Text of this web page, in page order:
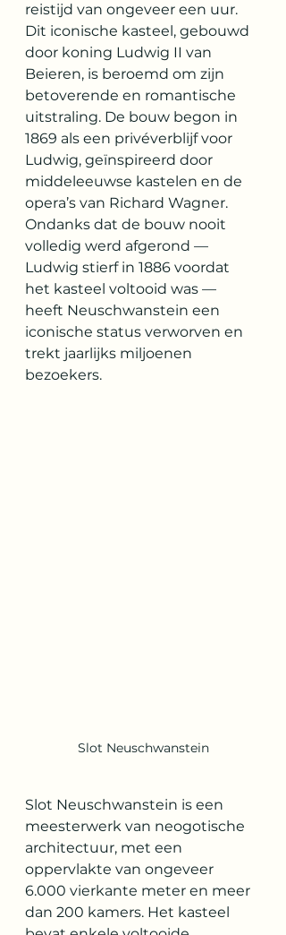
reistijd van ongeveer een uur.
Dit iconische kasteel, gebouwd
door koning Ludwig II van
Beieren, is beroemd om zijn
betoverende en romantische
uitstraling. De bouw begon in
1869 als een privéverblijf voor
Ludwig, geïnspireerd door
middeleeuwse kastelen en de
opera’s van Richard Wagner.
Ondanks dat de bouw nooit
volledig werd afgerond —
Ludwig stierf in 1886 voordat
het kasteel voltooid was —
heeft Neuschwanstein een
iconische status verworven en
trekt jaarlijks miljoenen
bezoekers.
Slot Neuschwanstein
Slot Neuschwanstein is een
meesterwerk van neogotische
architectuur, met een
oppervlakte van ongeveer
6.000 vierkante meter en meer
dan 200 kamers. Het kasteel